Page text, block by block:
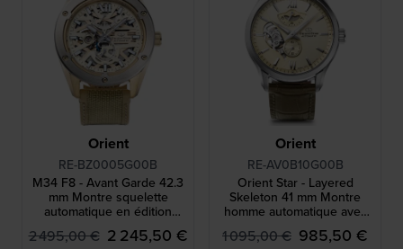
Orient
RE-BZ0005G00B
M34 F8 - Avant Garde 42.3
mm Montre squelette
automatique en édition
limitée
2 495,00 € 2 245,50 €
Orient
RE-AV0B10G00B
Orient Star - Layered
Skeleton 41 mm Montre
homme automatique avec
réserve de marche
1 095,00 € 985,50 €